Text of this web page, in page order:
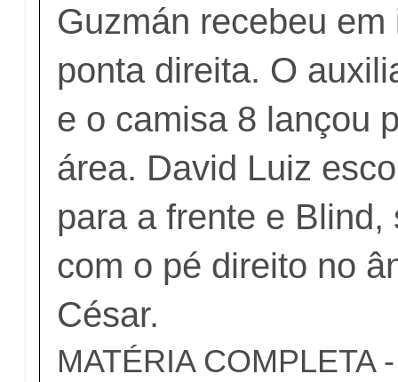
Guzmán recebeu
ponta direita. O
e o camisa 8 lançou
área. David Luiz
para a frente e Blind,
com o pé direito no
César.
MATÉRIA COMPLETA